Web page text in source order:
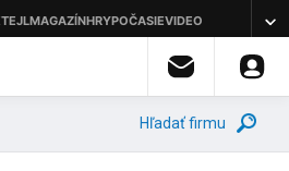
Hľadať firmu